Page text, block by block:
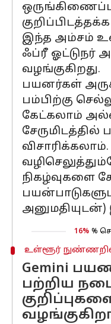
குறிப்பிடத்தக்க
இந்த அம்சம்
ஃப்ரீ ஓட்டுநர்
வழங்குகிறது.
பயனர்கள்
பம்பிற்கு
கேட்கலாம்
சேருமிடத்தில்
விசாரிக்கலாம்.
நிகழ்வுகளை
16% %
உள்ளூர்
Gemini
பற்றிய